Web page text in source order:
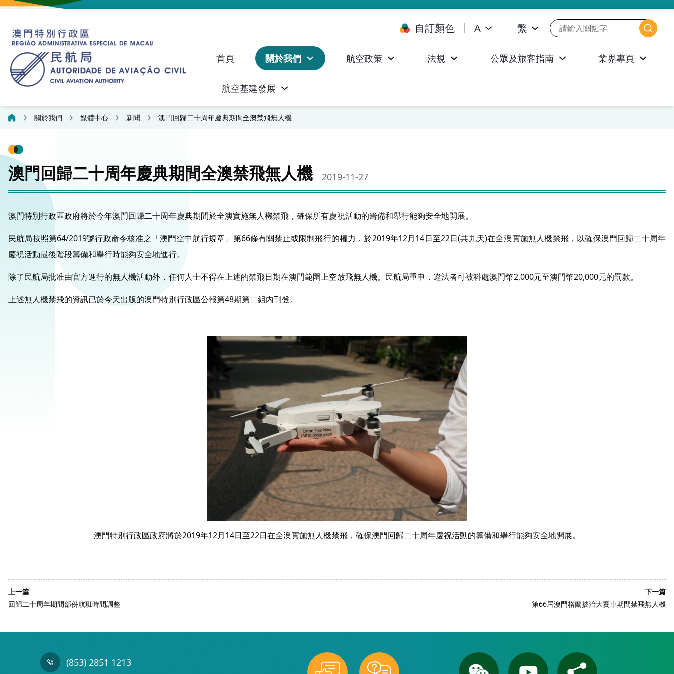
自訂顏色 A 繁
首頁 關於我們 航空政策 法規 公眾及旅客指南 業界專頁
航空基建發展
關於我們 媒體中心 新聞 澳門回歸二十周年慶典期間全澳禁飛無人機
澳門回歸二十周年慶典期間全澳禁飛無人機 2019-11-27
澳門特別行政區政府將於今年澳門回歸二十周年慶典期間於全澳實施無人機禁飛，確保所有慶祝活動的籌備和舉行能夠安全地開展。
民航局按照第64/2019號行政命令核准之「澳門空中航行規章」第66條有關禁止或限制飛行的權力，於2019年12月14日至22日(共九天)在全澳實施無人機禁飛，以確保澳門回歸二十周年
慶祝活動最後階段籌備和舉行時能夠安全地進行。
除了民航局批准由官方進行的無人機活動外，任何人士不得在上述的禁飛日期在澳門範圍上空放飛無人機。民航局重申，違法者可被科處澳門幣2,000元至澳門幣20,000元的罰款。
上述無人機禁飛的資訊已於今天出版的澳門特別行政區公報第48期第二組內刊登。
澳門特別行政區政府將於2019年12月14日至22日在全澳實施無人機禁飛，確保澳門回歸二十周年慶祝活動的籌備和舉行能夠安全地開展。
上一篇
回歸二十周年期間部份航班時間調整
下一篇
第66屆澳門格蘭披治大賽車期間禁飛無人機
(853) 2851 1213